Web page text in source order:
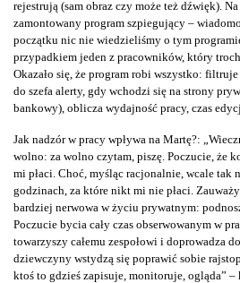
rejestrują (sam obraz czy może też dźwięk).
zamontowany program szpiegujący –
początku nic nie wiedzieliśmy o tym
przypadkiem jeden z pracowników, który
Okazało się, że program robi wszystko:
do szefa alerty, gdy wchodzi się na strony
bankowy), oblicza wydajność pracy, czas
Jak nadzór w pracy wpływa na Martę?:
wolno: za wolno czytam, piszę. Poczucie, że
mi płaci. Choć, myśląc racjonalnie, wcale tak
godzinach, za które nikt mi nie płaci.
bardziej nerwowa w życiu prywatnym:
Poczucie bycia cały czas obserwowanym w
towarzyszy całemu zespołowi i doprowadza
dziewczyny wstydzą się poprawić sobie
ktoś to gdzieś zapisuje, monitoruje, ogląda” –